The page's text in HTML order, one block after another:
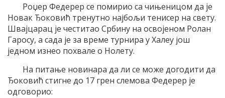
Роџер Федерер се помирио са чињеницом да је
Новак Ђоковић тренутно најбољи тенисер на свету.
Швајцарац је честитао Србину на освојеном Ролан
Гаросу, а сада је за време турнира у Халеу још
једном изнео похвале о Нолету.
На питање новинара да ли се може догодити да
Ђоковић стигне до 17 грен слемова Федерер је
одговорио: